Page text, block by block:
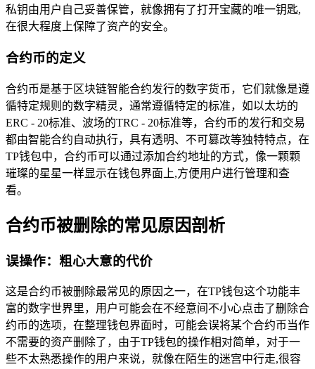
私钥由用户自己妥善保管，就像拥有了打开宝藏的唯一钥匙,
在很大程度上保障了资产的安全。
合约币的定义
合约币是基于区块链智能合约发行的数字货币，它们就像是遵
循特定规则的数字精灵，通常遵循特定的标准，如以太坊的
ERC - 20标准、波场的TRC - 20标准等，合约币的发行和交易
都由智能合约自动执行，具有透明、不可篡改等独特特点，在
TP钱包中，合约币可以通过添加合约地址的方式，像一颗颗
璀璨的星星一样显示在钱包界面上,方便用户进行管理和查
看。
合约币被删除的常见原因剖析
误操作：粗心大意的代价
这是合约币被删除最常见的原因之一，在TP钱包这个功能丰
富的数字世界里，用户可能会在不经意间不小心点击了删除合
约币的选项，在整理钱包界面时，可能会误将某个合约币当作
不需要的资产删除了，由于TP钱包的操作相对简单，对于一
些不太熟悉操作的用户来说，就像在陌生的迷宫中行走,很容